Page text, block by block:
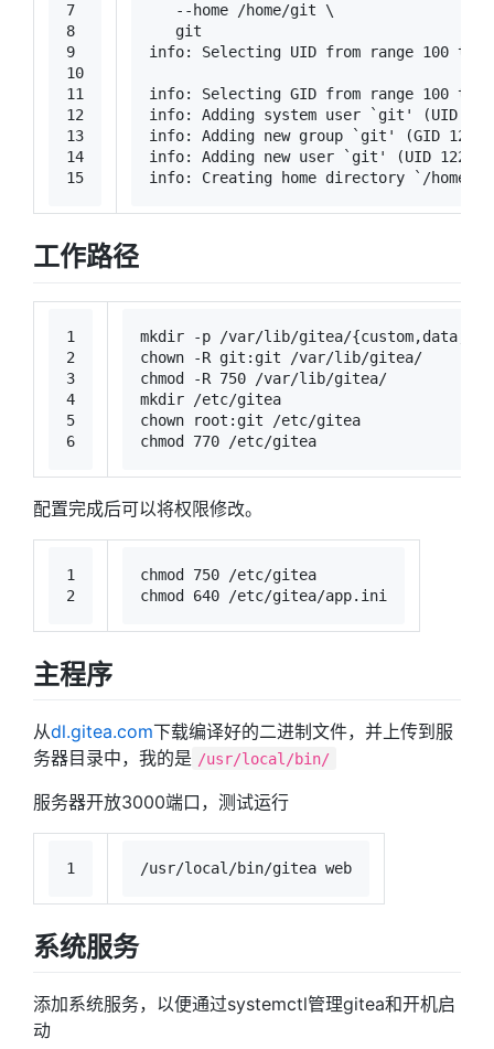
7
8
9
10
11
12
13
14
15
   --home /home/git \
   git
info: Selecting UID from range 100 to
info: Selecting GID from range 100 to
info: Adding system user `git ' (UID
info: Adding new group `git'
(GID
info: Adding new user `git ' (UID 122)
info: Creating home directory `/home/
工作路径
1
2
3
4
5
6
mkdir -p /var/lib/gitea/{custom,data,
chown -R git:git /var/lib/gitea/
chmod -R 750 /var/lib/gitea/
mkdir /etc/gitea
chown root:git /etc/gitea
chmod 770 /etc/gitea
配置完成后可以将权限修改。
1
2
chmod 750 /etc/gitea
chmod 640 /etc/gitea/app.ini
主程序
从dl.gitea.com下载编译好的二进制文件，并上传到服
务器目录中，我的是 /usr/local/bin/
服务器开放3000端口，测试运行
1 /usr/local/bin/gitea web
系统服务
添加系统服务，以便通过systemctl管理gitea和开机启
动